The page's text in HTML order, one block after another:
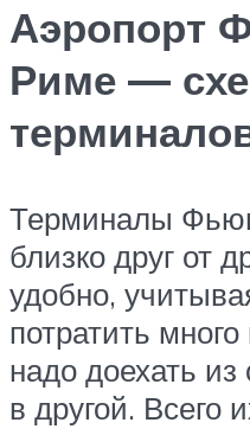
Аэропорт
Риме —
Терминалы
близко друг от
удобно,
потратить
надо доехать
в другой. Всего